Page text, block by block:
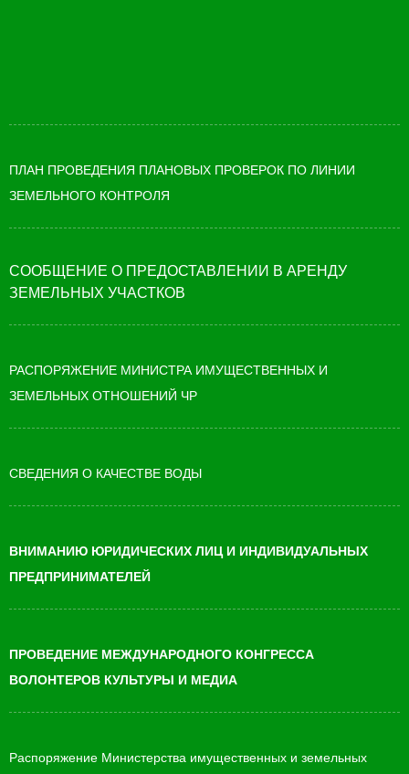
ПЛАН ПРОВЕДЕНИЯ ПЛАНОВЫХ ПРОВЕРОК ПО ЛИНИИ
ЗЕМЕЛЬНОГО КОНТРОЛЯ
СООБЩЕНИЕ О ПРЕДОСТАВЛЕНИИ В АРЕНДУ
ЗЕМЕЛЬНЫХ УЧАСТКОВ
РАСПОРЯЖЕНИЕ МИНИСТРА ИМУЩЕСТВЕННЫХ И
ЗЕМЕЛЬНЫХ ОТНОШЕНИЙ ЧР
СВЕДЕНИЯ О КАЧЕСТВЕ ВОДЫ
ВНИМАНИЮ ЮРИДИЧЕСКИХ ЛИЦ И ИНДИВИДУАЛЬНЫХ
ПРЕДПРИНИМАТЕЛЕЙ
ПРОВЕДЕНИЕ МЕЖДУНАРОДНОГО КОНГРЕССА
ВОЛОНТЕРОВ КУЛЬТУРЫ И МЕДИА
Распоряжение Министерства имущественных и земельных